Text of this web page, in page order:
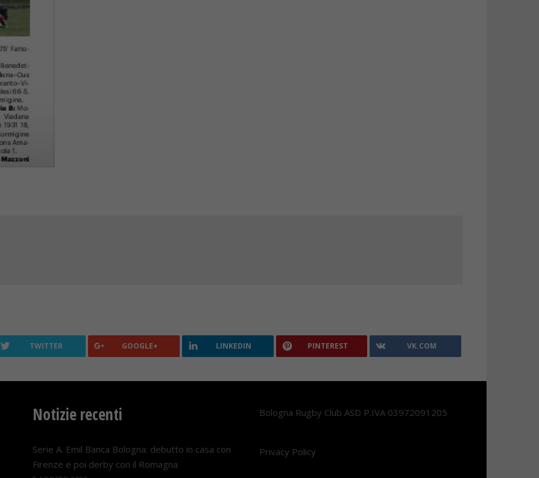
TWITTER GOOGLE+ LINKEDIN PINTEREST VK.COM
Notizie recenti
Serie A. Emil Banca Bologna: debutto in casa con
Firenze e poi derby con il Romagna
Bologna Rugby Club ASD P.IVA 03972091205
Privacy Policy